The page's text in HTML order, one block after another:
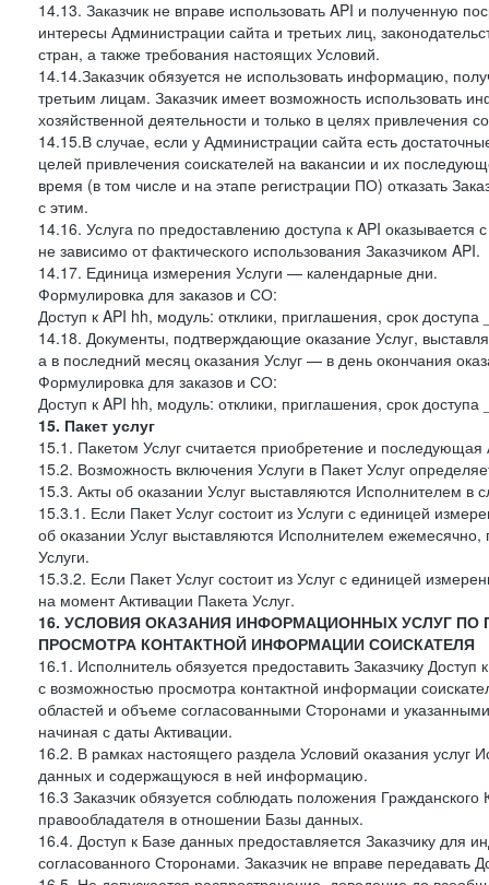
14.13. Заказчик не вправе использовать API и
интересы Администрации сайта и третьих лиц,
стран, а также требования настоящих Условий.
14.14.Заказчик обязуется не использовать информацию,
третьим лицам. Заказчик имеет возможность использовать
хозяйственной деятельности и только в целях привлечения
14.15.В случае, если у Администрации сайта есть
целей привлечения соискателей на вакансии и их
время (в том числе и на этапе регистрации ПО) отказать
с этим.
14.16. Услуга по предоставлению доступа к API оказывается
не зависимо от фактического использования Заказчиком API.
14.17. Единица измерения Услуги — календарные дни.
Формулировка для заказов и СО:
Доступ к API hh, модуль: отклики, приглашения, срок
14.18. Документы, подтверждающие оказание Услуг,
а в последний месяц оказания Услуг — в день окончания
Формулировка для заказов и СО:
Доступ к API hh, модуль: отклики, приглашения, срок
15. Пакет услуг
15.1. Пакетом Услуг считается приобретение и
15.2. Возможность включения Услуги в Пакет Услуг
15.3. Акты об оказании Услуг выставляются Исполнителем в
15.3.1. Если Пакет Услуг состоит из Услуги с единицей
об оказании Услуг выставляются Исполнителем
Услуги.
15.3.2. Если Пакет Услуг состоит из Услуг с единицей
на момент Активации Пакета Услуг.
16. УСЛОВИЯ ОКАЗАНИЯ ИНФОРМАЦИОННЫХ УСЛУГ
ПРОСМОТРА КОНТАКТНОЙ ИНФОРМАЦИИ СОИСКАТЕЛЯ
16.1. Исполнитель обязуется предоставить Заказчику
с возможностью просмотра контактной информации
областей и объеме согласованными Сторонами и
начиная с даты Активации.
16.2. В рамках настоящего раздела Условий оказания услуг
данных и содержащуюся в ней информацию.
16.3 Заказчик обязуется соблюдать положения
правообладателя в отношении Базы данных.
16.4. Доступ к Базе данных предоставляется Заказчику для
согласованного Сторонами. Заказчик не вправе